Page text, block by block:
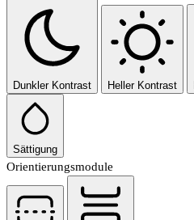
Dunkler Kontrast Heller Kontrast
Sättigung
Orientierungsmodule